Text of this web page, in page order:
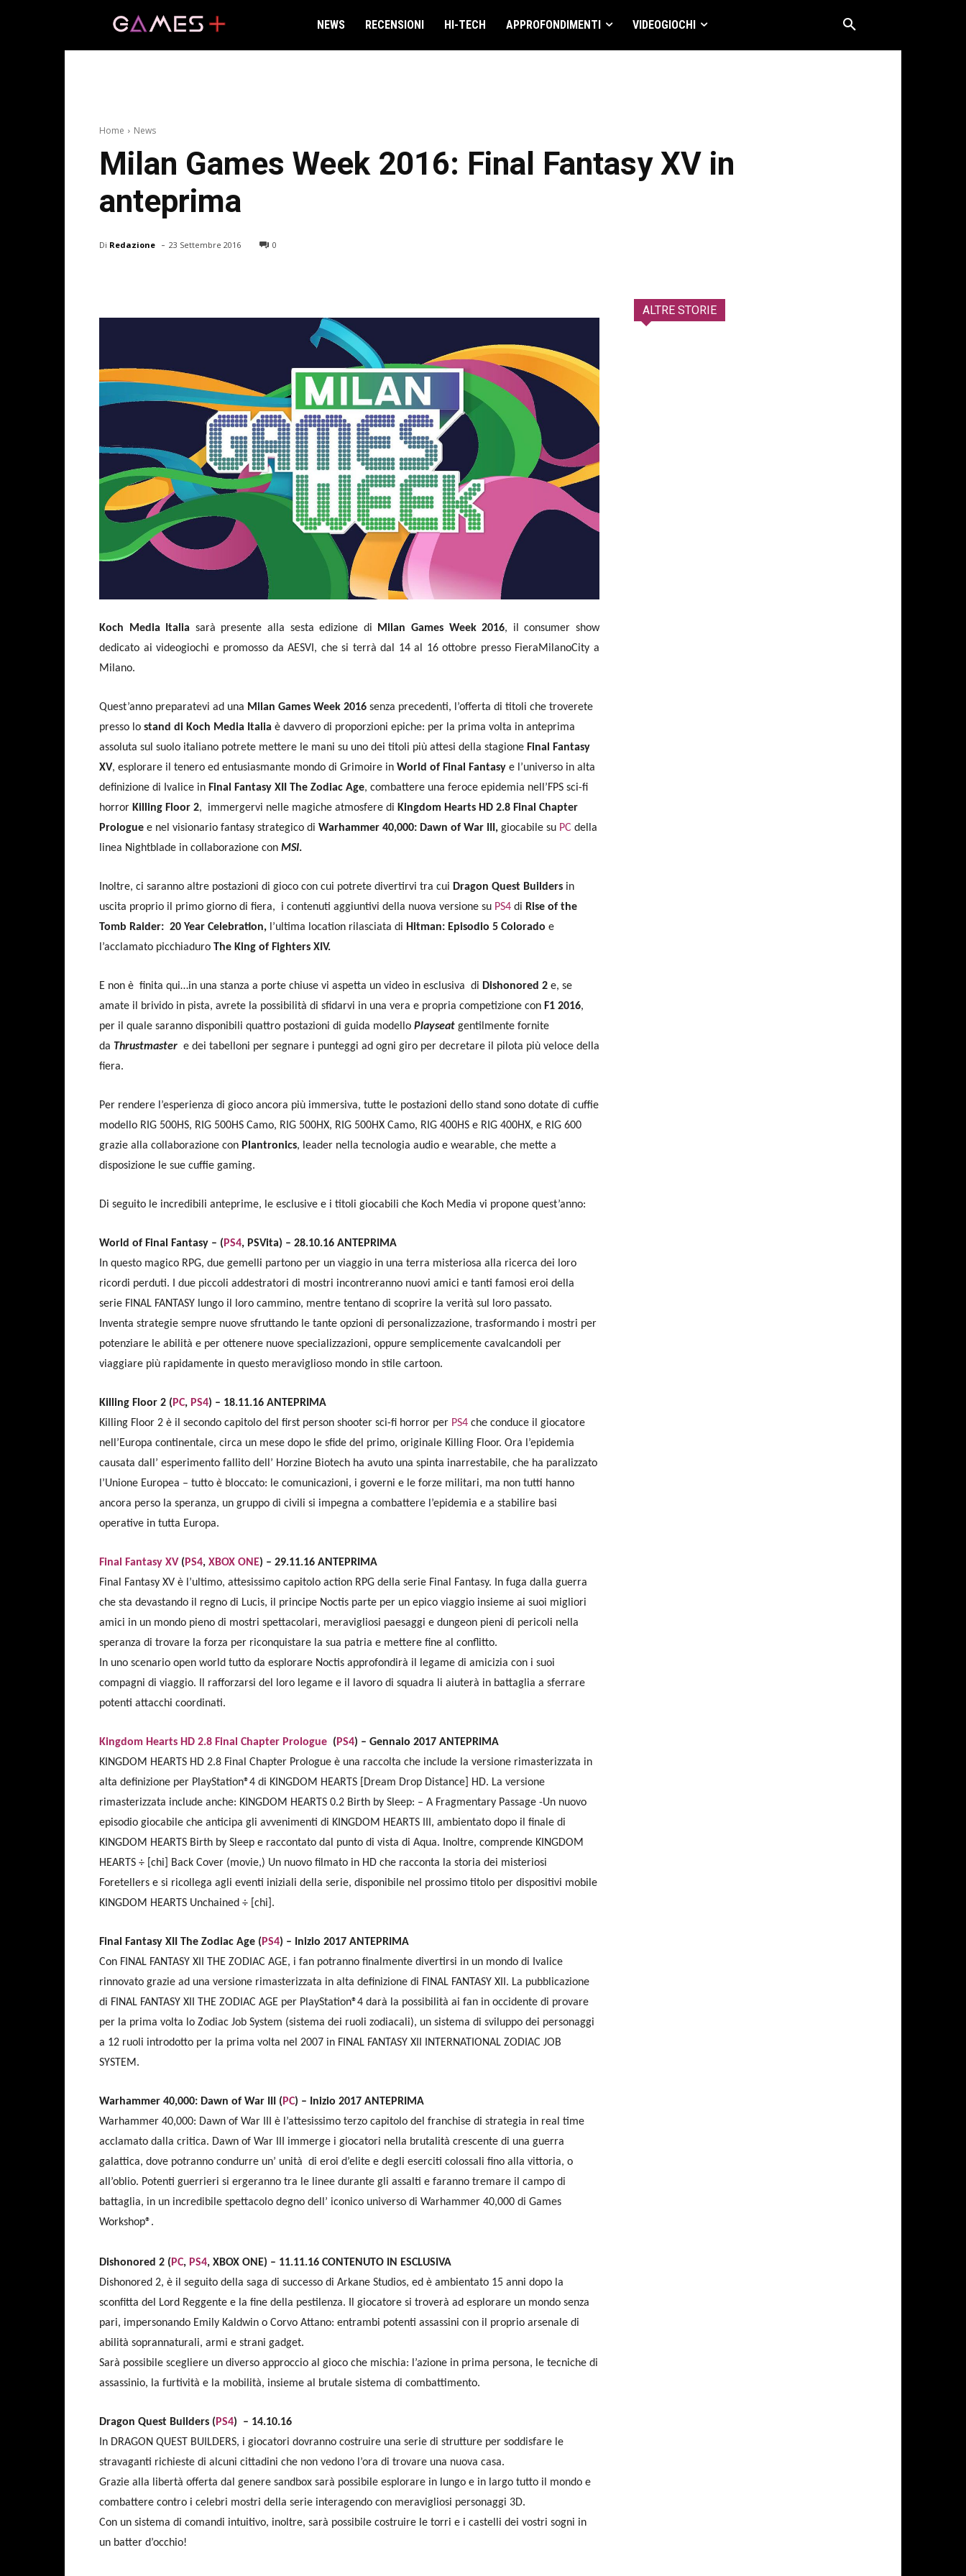
NEWS RECENSIONI HI-TECH APPROFONDIMENTI VIDEOGIOCHI
Home News
Milan Games Week 2016: Final Fantasy XV in
anteprima
Di Redazione - 23 Settembre 2016 0
Koch Media Italia sarà presente alla sesta edizione di Milan Games Week 2016, il consumer show
dedicato ai videogiochi e promosso da AESVI, che si terrà dal 14 al 16 ottobre presso FieraMilanoCity a
Milano.
Quest’anno preparatevi ad una Milan Games Week 2016 senza precedenti, l’offerta di titoli che troverete
presso lo stand di Koch Media Italia è davvero di proporzioni epiche: per la prima volta in anteprima
assoluta sul suolo italiano potrete mettere le mani su uno dei titoli più attesi della stagione Final Fantasy
XV, esplorare il tenero ed entusiasmante mondo di Grimoire in World of Final Fantasy e l’universo in alta
definizione di Ivalice in Final Fantasy XII The Zodiac Age, combattere una feroce epidemia nell’FPS sci-fi
horror Killing Floor 2, immergervi nelle magiche atmosfere di Kingdom Hearts HD 2.8 Final Chapter
Prologue e nel visionario fantasy strategico di Warhammer 40,000: Dawn of War III, giocabile su PC della
linea Nightblade in collaborazione con MSI.
Inoltre, ci saranno altre postazioni di gioco con cui potrete divertirvi tra cui Dragon Quest Builders in
uscita proprio il primo giorno di fiera, i contenuti aggiuntivi della nuova versione su PS4 di Rise of the
Tomb Raider: 20 Year Celebration, l’ultima location rilasciata di Hitman: Episodio 5 Colorado e
l’acclamato picchiaduro The King of Fighters XIV.
E non è finita qui…in una stanza a porte chiuse vi aspetta un video in esclusiva di Dishonored 2 e, se
amate il brivido in pista, avrete la possibilità di sfidarvi in una vera e propria competizione con F1 2016,
per il quale saranno disponibili quattro postazioni di guida modello Playseat gentilmente fornite
da Thrustmaster e dei tabelloni per segnare i punteggi ad ogni giro per decretare il pilota più veloce della
fiera.
Per rendere l’esperienza di gioco ancora più immersiva, tutte le postazioni dello stand sono dotate di cuffie
modello RIG 500HS, RIG 500HS Camo, RIG 500HX, RIG 500HX Camo, RIG 400HS e RIG 400HX, e RIG 600
grazie alla collaborazione con Plantronics, leader nella tecnologia audio e wearable, che mette a
disposizione le sue cuffie gaming.
Di seguito le incredibili anteprime, le esclusive e i titoli giocabili che Koch Media vi propone quest’anno:
World of Final Fantasy – ( PS4, PSVita) – 28.10.16 ANTEPRIMA
In questo magico RPG, due gemelli partono per un viaggio in una terra misteriosa alla ricerca dei loro
ricordi perduti. I due piccoli addestratori di mostri incontreranno nuovi amici e tanti famosi eroi della
serie FINAL FANTASY lungo il loro cammino, mentre tentano di scoprire la verità sul loro passato.
Inventa strategie sempre nuove sfruttando le tante opzioni di personalizzazione, trasformando i mostri per
potenziare le abilità e per ottenere nuove specializzazioni, oppure semplicemente cavalcandoli per
viaggiare più rapidamente in questo meraviglioso mondo in stile cartoon.
Killing Floor 2 ( PC, PS4) – 18.11.16 ANTEPRIMA
Killing Floor 2 è il secondo capitolo del first person shooter sci-fi horror per PS4 che conduce il giocatore
nell’Europa continentale, circa un mese dopo le sfide del primo, originale Killing Floor. Ora l’epidemia
causata dall’ esperimento fallito dell’ Horzine Biotech ha avuto una spinta inarrestabile, che ha paralizzato
l’Unione Europea – tutto è bloccato: le comunicazioni, i governi e le forze militari, ma non tutti hanno
ancora perso la speranza, un gruppo di civili si impegna a combattere l’epidemia e a stabilire basi
operative in tutta Europa.
Final Fantasy XV( PS4, XBOX ONE) – 29.11.16 ANTEPRIMA
Final Fantasy XV è l’ultimo, attesissimo capitolo action RPG della serie Final Fantasy. In fuga dalla guerra
che sta devastando il regno di Lucis, il principe Noctis parte per un epico viaggio insieme ai suoi migliori
amici in un mondo pieno di mostri spettacolari, meravigliosi paesaggi e dungeon pieni di pericoli nella
speranza di trovare la forza per riconquistare la sua patria e mettere fine al conflitto.
In uno scenario open world tutto da esplorare Noctis approfondirà il legame di amicizia con i suoi
compagni di viaggio. Il rafforzarsi del loro legame e il lavoro di squadra li aiuterà in battaglia a sferrare
potenti attacchi coordinati.
Kingdom Hearts HD 2.8 Final Chapter Prologue ( PS4) – Gennaio 2017 ANTEPRIMA
KINGDOM HEARTS HD 2.8 Final Chapter Prologue è una raccolta che include la versione rimasterizzata in
alta definizione per PlayStation®4 di KINGDOM HEARTS [Dream Drop Distance] HD. La versione
rimasterizzata include anche: KINGDOM HEARTS 0.2 Birth by Sleep: – A Fragmentary Passage -Un nuovo
episodio giocabile che anticipa gli avvenimenti di KINGDOM HEARTS III, ambientato dopo il finale di
KINGDOM HEARTS Birth by Sleep e raccontato dal punto di vista di Aqua. Inoltre, comprende KINGDOM
HEARTS ÷ [chi] Back Cover (movie,) Un nuovo filmato in HD che racconta la storia dei misteriosi
Foretellers e si ricollega agli eventi iniziali della serie, disponibile nel prossimo titolo per dispositivi mobile
KINGDOM HEARTS Unchained ÷ [chi].
Final Fantasy XII The Zodiac Age ( PS4) – Inizio 2017 ANTEPRIMA
Con FINAL FANTASY XII THE ZODIAC AGE, i fan potranno finalmente divertirsi in un mondo di Ivalice
rinnovato grazie ad una versione rimasterizzata in alta definizione di FINAL FANTASY XII. La pubblicazione
di FINAL FANTASY XII THE ZODIAC AGE per PlayStation®4 darà la possibilità ai fan in occidente di provare
per la prima volta lo Zodiac Job System (sistema dei ruoli zodiacali), un sistema di sviluppo dei personaggi
a 12 ruoli introdotto per la prima volta nel 2007 in FINAL FANTASY XII INTERNATIONAL ZODIAC JOB
SYSTEM.
Warhammer 40,000: Dawn of War III ( PC) – Inizio 2017 ANTEPRIMA
Warhammer 40,000: Dawn of War III è l’attesissimo terzo capitolo del franchise di strategia in real time
acclamato dalla critica. Dawn of War III immerge i giocatori nella brutalità crescente di una guerra
galattica, dove potranno condurre un’ unità di eroi d’elite e degli eserciti colossali fino alla vittoria, o
all’oblio. Potenti guerrieri si ergeranno tra le linee durante gli assalti e faranno tremare il campo di
battaglia, in un incredibile spettacolo degno dell’ iconico universo di Warhammer 40,000 di Games
Workshop®.
Dishonored 2 ( PC, PS4, XBOX ONE) – 11.11.16 CONTENUTO IN ESCLUSIVA
Dishonored 2, è il seguito della saga di successo di Arkane Studios, ed è ambientato 15 anni dopo la
sconfitta del Lord Reggente e la fine della pestilenza. Il giocatore si troverà ad esplorare un mondo senza
pari, impersonando Emily Kaldwin o Corvo Attano: entrambi potenti assassini con il proprio arsenale di
abilità soprannaturali, armi e strani gadget.
Sarà possibile scegliere un diverso approccio al gioco che mischia: l’azione in prima persona, le tecniche di
assassinio, la furtività e la mobilità, insieme al brutale sistema di combattimento.
Dragon Quest Builders ( PS4) – 14.10.16
In DRAGON QUEST BUILDERS, i giocatori dovranno costruire una serie di strutture per soddisfare le
stravaganti richieste di alcuni cittadini che non vedono l’ora di trovare una nuova casa.
Grazie alla libertà offerta dal genere sandbox sarà possibile esplorare in lungo e in largo tutto il mondo e
combattere contro i celebri mostri della serie interagendo con meravigliosi personaggi 3D.
Con un sistema di comandi intuitivo, inoltre, sarà possibile costruire le torri e i castelli dei vostri sogni in
un batter d’occhio!
ALTRE STORIE